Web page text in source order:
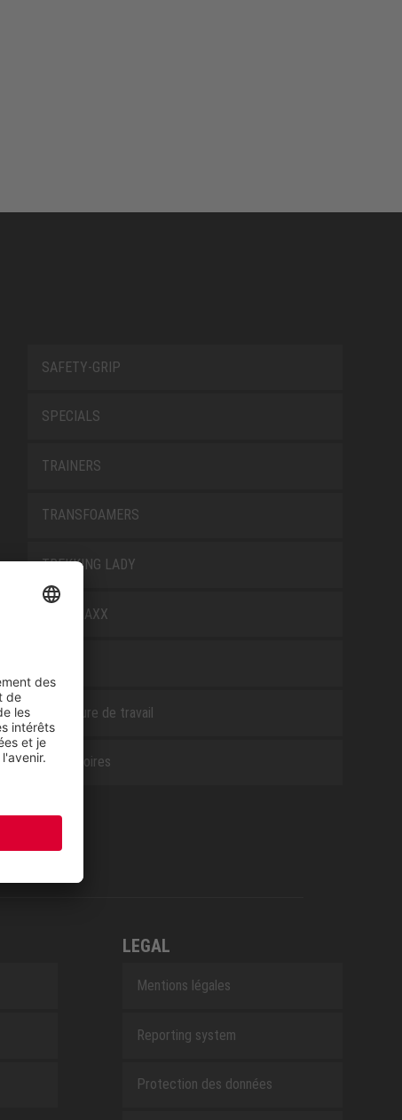
SAFETY-GRIP
SPECIALS
TRAINERS
TRANSFOAMERS
TREKKING LADY
WELLMAXX
Chaussure de travail
Accessoires
LEGAL
Mentions légales
Reporting system
Protection des données